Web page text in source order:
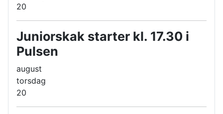
20
Juniorskak starter kl. 17.30 i
Pulsen
august
torsdag
20